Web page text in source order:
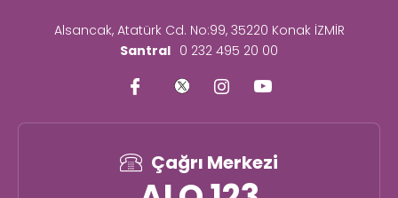
Alsancak, Atatürk Cd. No:99, 35220 Konak İZMİR
Santral 0 232 495 20 00
Çağrı Merkezi